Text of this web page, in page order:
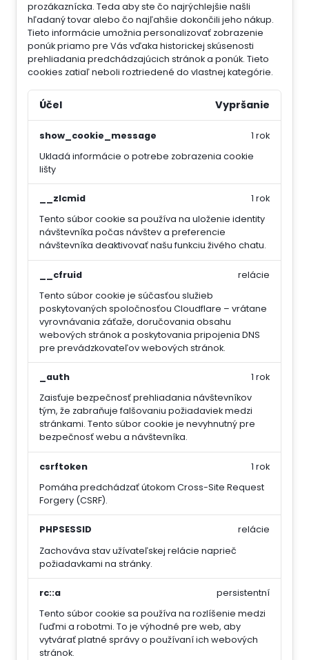
prozákaznícka. Teda aby ste čo najrýchlejšie našli
hľadaný tovar alebo čo najľahšie dokončili jeho nákup.
Tieto informácie umožnia personalizovať zobrazenie
ponúk priamo pre Vás vďaka historickej skúsenosti
prehliadania predchádzajúcich stránok a ponúk. Tieto
cookies zatiaľ neboli roztriedené do vlastnej kategórie.
Účel Vypršanie
show_cookie_message
Ukladá informácie o potrebe zobrazenia cookie
lišty
1 rok
__zlcmid
Tento súbor cookie sa používa na uloženie identity
návštevníka počas návštev a preferencie
návštevníka deaktivovať našu funkciu živého chatu.
1 rok
__cfruid
Tento súbor cookie je súčasťou služieb
poskytovaných spoločnosťou Cloudflare – vrátane
vyrovnávania záťaže, doručovania obsahu
webových stránok a poskytovania pripojenia DNS
pre prevádzkovateľov webových stránok.
relácie
_auth
Zaisťuje bezpečnosť prehliadania návštevníkov
tým, že zabraňuje falšovaniu požiadaviek medzi
stránkami. Tento súbor cookie je nevyhnutný pre
bezpečnosť webu a návštevníka.
1 rok
csrftoken
Pomáha predchádzať útokom Cross-Site Request
Forgery (CSRF).
1 rok
PHPSESSID
Zachováva stav užívateľskej relácie naprieč
požiadavkami na stránky.
relácie
rc::a
Tento súbor cookie sa používa na rozlíšenie medzi
ľuďmi a robotmi. To je výhodné pre web, aby
vytvárať platné správy o používaní ich webových
stránok.
persistentní